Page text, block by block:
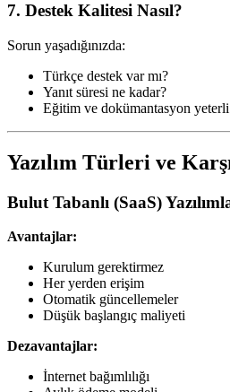
7. Destek Kalitesi Nasıl?
Sorun yaşadığınızda:
Türkçe destek var mı?
Yanıt süresi ne kadar?
Eğitim ve dokümantasyon
Yazılım Türleri ve
Bulut Tabanlı (SaaS)
Avantajlar:
Kurulum gerektirmez
Her yerden erişim
Otomatik güncellemeler
Düşük başlangıç maliyeti
Dezavantajlar:
İnternet bağımlılığı